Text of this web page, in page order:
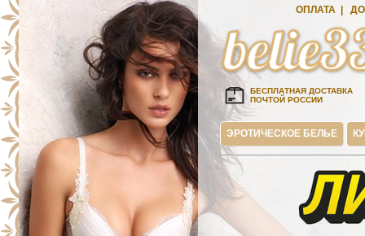
ОПЛАТА
БЕСПЛАТНАЯ ДОСТАВКА
ПОЧТОЙ РОССИИ
ЭРОТИЧЕСКОЕ БЕЛЬЕ